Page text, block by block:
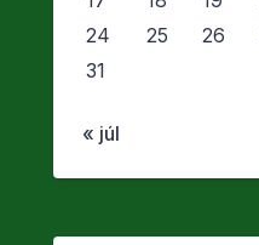
24
25 26
31
« júl